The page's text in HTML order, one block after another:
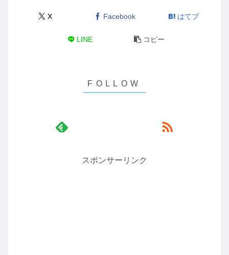
X Facebook はてブ
LINE コピー
スポンサーリンク